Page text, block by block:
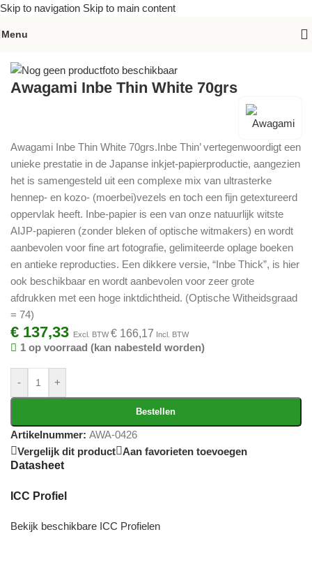
Skip to navigation Skip to main content
Menu
Awagami Inbe Thin White 70grs
Awagami Inbe Thin White 70grs.Inbe Thin’ vertegenwoordigt een
unieke prestatie in de Japanse inkjet-papierproductie, aangezien
het is samengesteld uit een complexe mix van ultrasterke
hennep- en kozo- (moerbei)vezels en toch een fijn getextureerd
oppervlak heeft. Inbe-papier is een van onze natuurlijk witste
AIJP-papieren (zonder bleken of optische witmakers) en wordt
aanbevolen voor fine art fotografie, gelimiteerde oplage boeken
en antieke reproducties. Een dikkere versie, “Inbe Thick”, is hier
ook beschikbaar en wordt aanbevolen voor zeer grote
afdrukken met een hoge inktdichtheid. (Optische Witheidsgraad
= 74)
€ 137,33 Excl. BTW€ 166,17 Incl. BTW
1 op voorraad (kan nabesteld worden)
- +
Bestellen
Artikelnummer: AWA-0426
Vergelijk dit product Aan favorieten toevoegen
Datasheet
ICC Profiel
Bekijk beschikbare ICC Profielen